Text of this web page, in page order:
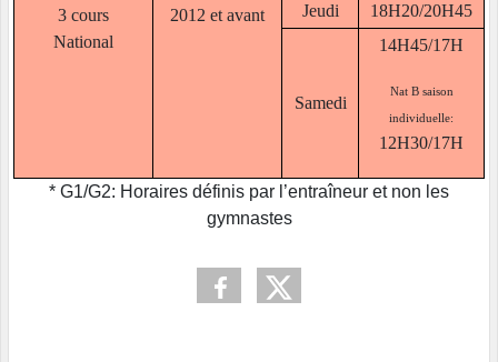
3 cours
National
2012 et avant Jeudi 18H20/20H45
Samedi
14H45/17H
Nat B saison
individuelle:
12H30/17H
* G1/G2: Horaires définis par l’entraîneur et non les
gymnastes